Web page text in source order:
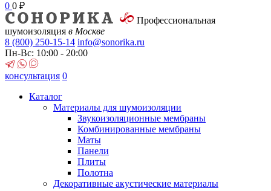
0 0 ₽
Профессиональная
шумоизоляция в Москве
8 (800) 250-15-14 info@sonorika.ru
Пн-Вс: 10:00 - 20:00
консультация 0
Каталог
Материалы для шумоизоляции
Звукоизоляционные мембраны
Комбинированные мембраны
Маты
Панели
Плиты
Полотна
Декоративные акустические материалы